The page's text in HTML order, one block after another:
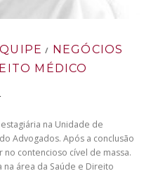
/ NEGÓCIOS
MÉDICO
na Unidade de
Advogados. Após a conclusão
contencioso cível de massa.
na área da Saúde e Direito